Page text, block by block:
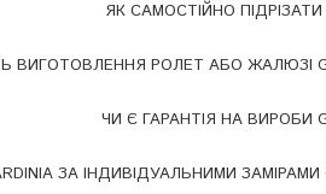
ЯК САМОСТІЙНО
ВИГОТОВЛЕННЯ РОЛЕТ АБО ЖАЛЮЗІ
ЧИ Є ГАРАНТІЯ НА ВИРОБИ
ЗА ІНДИВІДУАЛЬНИМИ